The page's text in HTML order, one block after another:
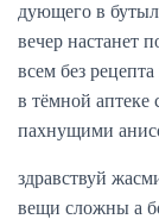
дующего в
вечер настанет
всем без
в тёмной
пахнущими
здравствуй
вещи сложны а